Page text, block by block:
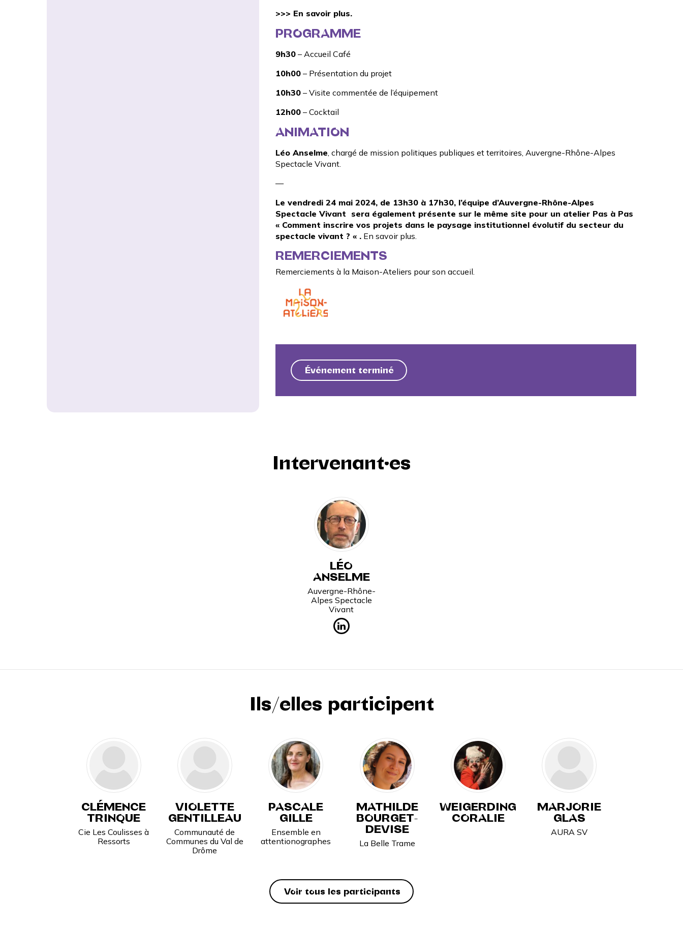
>>> En savoir plus.
PROGRAMME
9h30– Accueil Café
10h00– Présentation du projet
10h30– Visite commentée de l’équipement
12h00– Cocktail
ANIMATION
Léo Anselme, chargé de mission politiques publiques et territoires, Auvergne-Rhône-Alpes
Spectacle Vivant.
—
Le vendredi 24 mai 2024, de 13h30 à 17h30, l’équipe d’Auvergne-Rhône-Alpes
Spectacle Vivant sera également présente sur le même site pour un atelier Pas à Pas
« Comment inscrire vos projets dans le paysage institutionnel évolutif du secteur du
spectacle vivant ? « . En savoir plus.
REMERCIEMENTS
Remerciements à la Maison-Ateliers pour son accueil.
Événement terminé
Intervenant·es
LÉO
ANSELME
Auvergne-Rhône-
Alpes Spectacle
Vivant
Ils/elles participent
CLÉMENCE
TRINQUE
Cie Les Coulisses à
Ressorts
VIOLETTE
GENTILLEAU
Communauté de
Communes du Val de
Drôme
PASCALE
GILLE
Ensemble en
attentionographes
MATHILDE
BOURGET-
DEVISE
La Belle Trame
WEIGERDING
CORALIE
MARJORIE
GLAS
AURA SV
Voir tous les participants